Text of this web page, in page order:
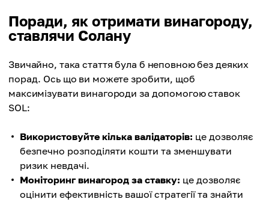
Поради, як отримати винагороду,
ставлячи Солану
Звичайно, така стаття була б неповною без деяких
порад. Ось що ви можете зробити, щоб
максимізувати винагороди за допомогою ставок
SOL:
Використовуйте кілька валідаторів: це дозволяє
безпечно розподіляти кошти та зменшувати
ризик невдачі.
Моніторинг винагород за ставку: це дозволяє
оцінити ефективність вашої стратегії та знайти